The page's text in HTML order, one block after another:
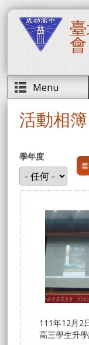
移至主內容
會
Menu
活動相簿
學年度
111年12月2
高三學生升